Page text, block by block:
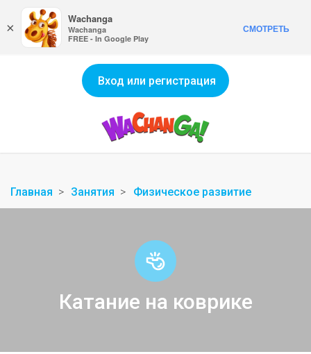
Вход или регистрация
Главная Занятия Физическое развитие
Катание на коврике
×
Wachanga
Wachanga
FREE - In Google Play
СМОТРЕТЬ